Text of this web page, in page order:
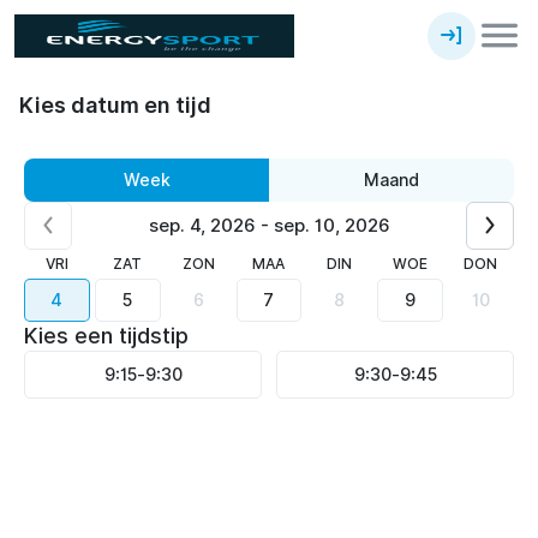
Kies datum en tijd
Week Maand
sep. 4, 2026 - sep. 10, 2026
VRI ZAT ZON MAA DIN WOE DON
4 5 6 7 8 9 10
Kies een tijdstip
9:15-9:30 9:30-9:45